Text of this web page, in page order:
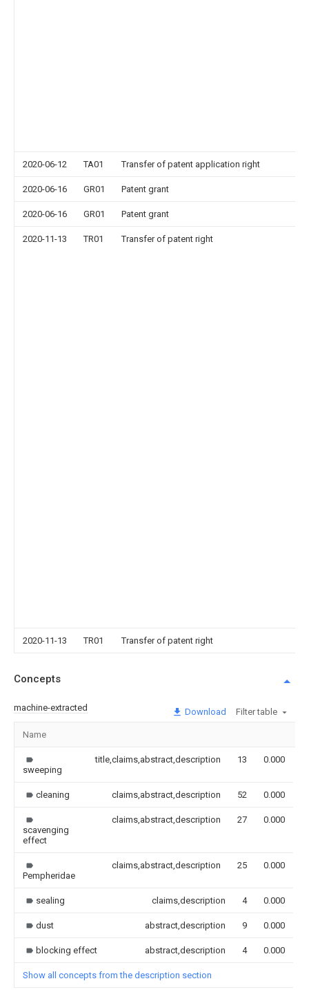
2020-06-12 TA01 Transfer of patent application right
2020-06-16 GR01 Patent grant
2020-06-16 GR01 Patent grant
2020-11-13 TR01 Transfer of patent right
2020-11-13 TR01 Transfer of patent right
Concepts
machine-extracted Download Filter table
Name
sweeping
title,claims,abstract,description 13 0.000
cleaning claims,abstract,description 52 0.000
scavenging
effect
claims,abstract,description 27 0.000
Pempheridae
claims,abstract,description 25 0.000
sealing claims,description 4 0.000
dust abstract,description 9 0.000
blocking effect abstract,description 4 0.000
Show all concepts from the description section